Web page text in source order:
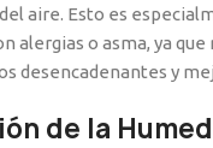
aire. Esto es
alergias o asma, ya que
desencadenantes y
de la